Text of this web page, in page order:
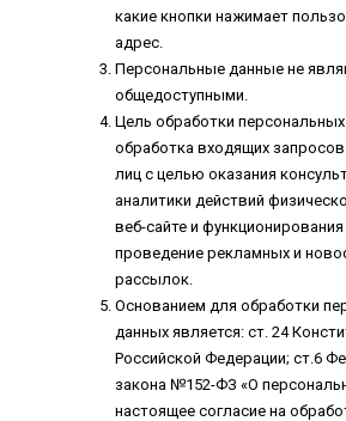
какие кнопки нажимает
адрес.
Персональные данные не
общедоступными.
Цель обработки
обработка входящих
лиц с целью оказания
аналитики действий
веб-сайте и функционирования
проведение рекламных и
рассылок.
Основанием для обработки
данных является: ст. 24
Российской Федерации; ст.6
закона №152-ФЗ «О
настоящее согласие на